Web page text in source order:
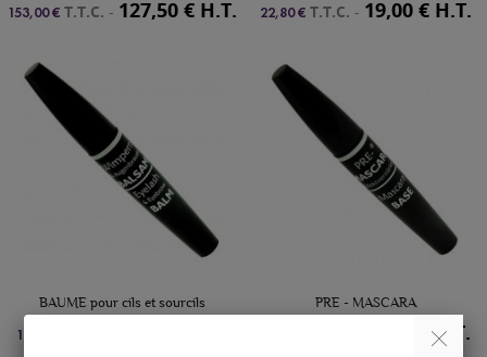
153,00 € T.T.C. - 127,50 € H.T. 22,80 € T.T.C. - 19,00 € H.T.
BAUME pour cils et sourcils
12,00 €
PRE - MASCARA
10,00 € H.T.